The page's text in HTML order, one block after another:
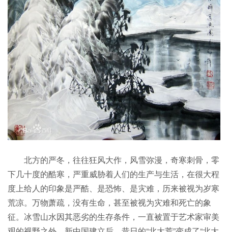
北方的严冬，往往狂风大作，风雪弥漫，奇寒刺骨，零
下几十度的酷寒，严重威胁着人们的生产与生活，在很大程
度上给人的印象是严酷、是恐怖、是灾难，历来被视为岁寒
荒凉。万物萧疏，没有生命，甚至被视为灾难和死亡的象
征。冰雪山水因其恶劣的生存条件，一直被置于艺术家审美